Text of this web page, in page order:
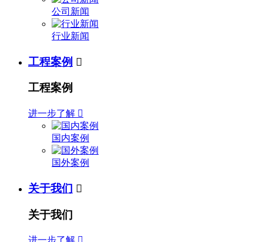
公司新闻
行业新闻
工程案例 
工程案例
进一步了解 
国内案例
国外案例
关于我们 
关于我们